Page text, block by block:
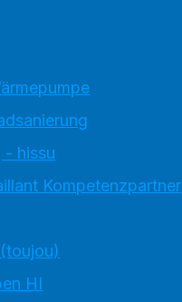
- hissu
Kompetenzpartner
HI